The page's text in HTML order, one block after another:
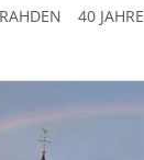
40